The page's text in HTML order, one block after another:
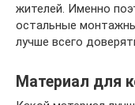
жителей. Именно
остальные
лучше всего
Материал для